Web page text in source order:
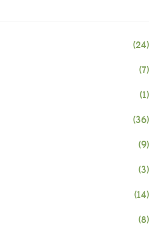
(24)
(7)
(1)
(36)
(9)
(3)
(14)
(8)